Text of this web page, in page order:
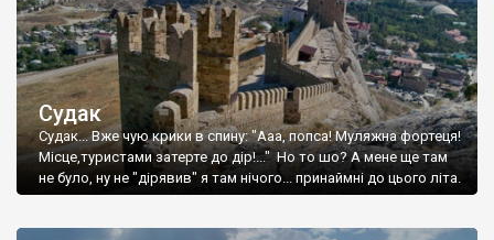
Судак
Судак... Вже чую крики в спину: "Ааа, попса! Муляжна фортеця!
Місце,туристами затерте до дір!..." Но то шо? А мене ще там
не було, ну не "дірявив" я там нічого... принаймні до цього літа.